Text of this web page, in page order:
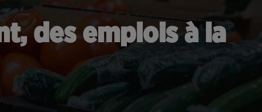
des emplois à la